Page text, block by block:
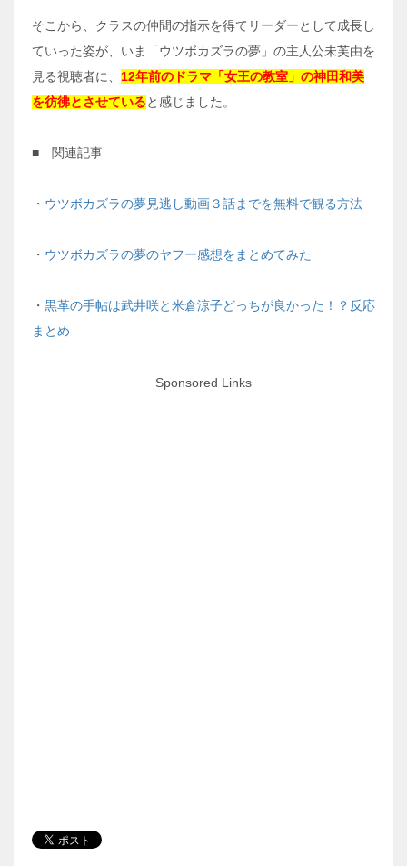
そこから、クラスの仲間の指示を得てリーダーとして成長し
ていった姿が、いま「ウツボカズラの夢」の主人公未芙由を
見る視聴者に、 12年前のドラマ「女王の教室」の神田和美
を彷彿とさせていると感じました。
■ 関連記事
・ ウツボカズラの夢見逃し動画３話までを無料で観る方法
・ ウツボカズラの夢のヤフー感想をまとめてみた
・ 黒革の手帖は武井咲と米倉涼子どっちが良かった！？反応
まとめ
Sponsored Links